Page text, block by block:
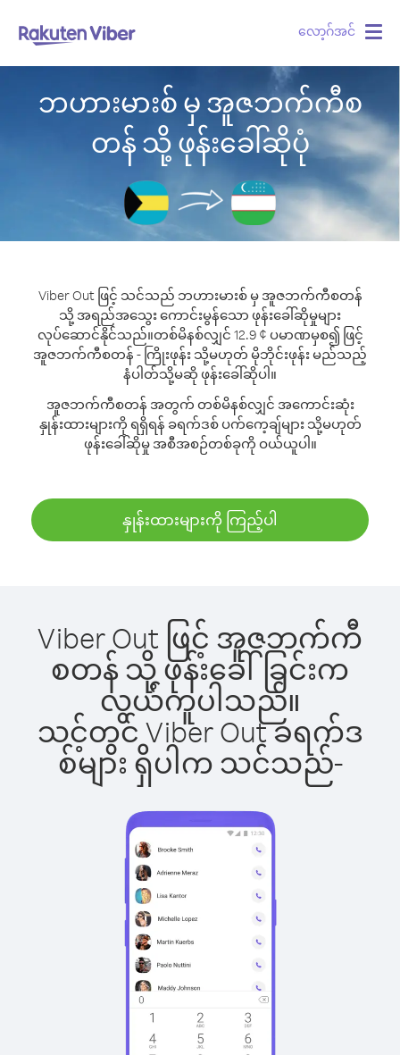
လော့ဂ်အင်
ဘဟားမားစ် မှ အူဇဘက်ကီစ
တန် သို့ ဖုန်းခေါ်ဆိုပုံ
Viber Out ဖြင့် သင်သည် ဘဟားမားစ် မှ အူဇဘက်ကီစတန်
သို့ အရည်အသွေး ကောင်းမွန်သော ဖုန်းခေါ်ဆိုမှုများ
လုပ်ဆောင်နိုင်သည်။တစ်မိနစ်လျှင် 12.9 ¢ ပမာဏမှစ၍ ဖြင့်
အူဇဘက်ကီစတန် - ကြိုးဖုန်း သို့မဟုတ် မိုဘိုင်းဖုန်း မည်သည့်
နံပါတ်သို့မဆို ဖုန်းခေါ်ဆိုပါ။
အူဇဘက်ကီစတန် အတွက် တစ်မိနစ်လျှင် အကောင်းဆုံး
နှုန်းထားများကို ရရှိရန် ခရက်ဒစ် ပက်ကေ့ချ်များ သို့မဟုတ်
ဖုန်းခေါ်ဆိုမှု အစီအစဉ်တစ်ခုကို ဝယ်ယူပါ။
နှုန်းထားများကို ကြည့်ပါ
Viber Out ဖြင့် အူဇဘက်ကီ
စတန် သို့ ဖုန်းခေါ်ခြင်းက
လွယ်ကူပါသည်။
သင့်တွင် Viber Out ခရက်ဒ
စ်များ ရှိပါက သင်သည်-